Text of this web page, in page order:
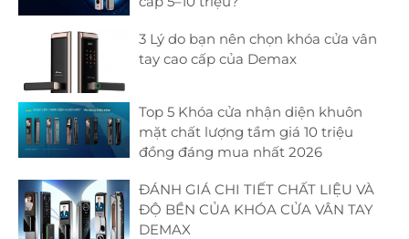
3 Lý do bạn nên chọn khóa cửa vân
tay cao cấp của Demax
Top 5 Khóa cửa nhận diện khuôn
mặt chất lượng tầm giá 10 triệu
đồng đáng mua nhất 2026
ĐÁNH GIÁ CHI TIẾT CHẤT LIỆU VÀ
ĐỘ BỀN CỦA KHÓA CỬA VÂN TAY
DEMAX